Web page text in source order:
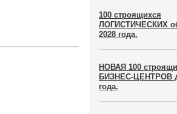
100 строящихся
ЛОГИСТИЧЕСКИХ
2028 года.
НОВАЯ 100
БИЗНЕС-ЦЕНТРОВ
года.